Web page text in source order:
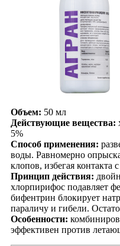
Объем: 50 мл
Действующие вещества:
5%
Способ применения:
воды. Равномерно
клопов, избегая контакта
Принцип действия:
хлорпирифос подавляет
бифентрин блокирует
параличу и гибели.
Особенности:
эффективен против